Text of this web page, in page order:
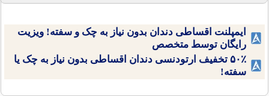
ایمپلنت اقساطی دندان بدون نیاز به چک و سفته! ویزیت
رایگان توسط متخصص
۵۰٪ تخفیف ارتودنسی دندان اقساطی بدون نیاز به چک یا
سفته!